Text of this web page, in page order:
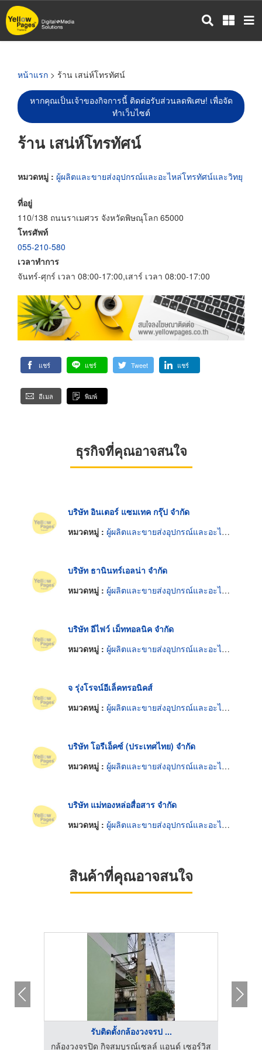
ข้าม
ไป
หน้าแรก > ร้าน เสน่ห์โทรทัศน์
หากคุณเป็นเจ้าของกิจการนี้ ติดต่อรับส่วนลดพิเศษ! เพื่อจัด
ทำเว็บไซต์
ร้าน เสน่ห์โทรทัศน์
หมวดหมู่ : ผู้ผลิตและขายส่งอุปกรณ์และอะไหล่โทรทัศน์และวิทยุ
ที่อยู่
110/138 ถนนราเมศวร จังหวัดพิษณุโลก 65000
โทรศัพท์
055-210-580
เวลาทำการ
จันทร์-ศุกร์ เวลา 08:00-17:00,เสาร์ เวลา 08:00-17:00
แชร์ แชร์ Tweet แชร์
อีเมล พิมพ์
ธุรกิจที่คุณอาจสนใจ
บริษัท อินเตอร์ แซมเทค กรุ๊ป จำกัด
หมวดหมู่ : ผู้ผลิตและขายส่งอุปกรณ์และอะไหล่โทรทัศน์และวิทยุ
บริษัท ธานินทร์เอลน่า จำกัด
หมวดหมู่ : ผู้ผลิตและขายส่งอุปกรณ์และอะไหล่โทรทัศน์และวิทยุ
บริษัท อีไฟว์ เม็ททอลนิค จำกัด
หมวดหมู่ : ผู้ผลิตและขายส่งอุปกรณ์และอะไหล่โทรทัศน์และวิทยุ
จ รุ่งโรจน์อีเล็คทรอนิคส์
หมวดหมู่ : ผู้ผลิตและขายส่งอุปกรณ์และอะไหล่โทรทัศน์และวิทยุ
บริษัท โอรีเอ็คซ์ (ประเทศไทย) จำกัด
หมวดหมู่ : ผู้ผลิตและขายส่งอุปกรณ์และอะไหล่โทรทัศน์และวิทยุ
บริษัท แม่ทองหล่อสื่อสาร จำกัด
หมวดหมู่ : ผู้ผลิตและขายส่งอุปกรณ์และอะไหล่โทรทัศน์และวิทยุ
สินค้าที่คุณอาจสนใจ
รับติดตั้งกล้องวงจรป ...
กล้องวงจรปิด กิจสมบูรณ์เซลล์ แอนด์ เซอร์วิส